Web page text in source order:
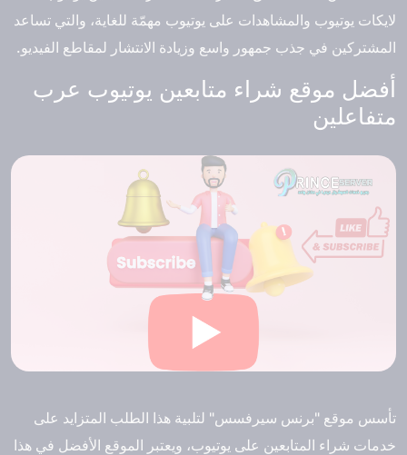
لايكات يوتيوب والمشاهدات على يوتيوب مهمّة للغاية، والتي تساعد
المشتركين في جذب جمهور واسع وزيادة الانتشار لمقاطع الفيديو.
أفضل موقع شراء متابعين يوتيوب عرب
متفاعلين
تأسس موقع "برنس سيرفسس" لتلبية هذا الطلب المتزايد على
خدمات شراء المتابعين على يوتيوب، ويعتبر الموقع الأفضل في هذا